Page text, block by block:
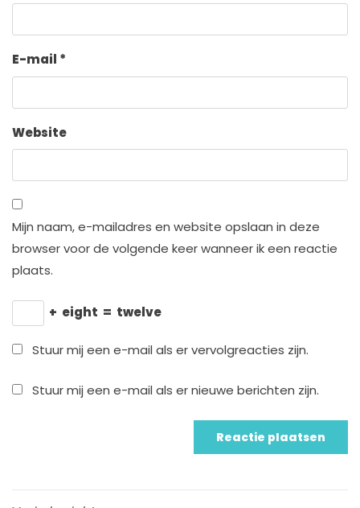
E-mail *
Website
Mijn naam, e-mailadres en website opslaan in deze
browser voor de volgende keer wanneer ik een reactie
plaats.
+ eight = twelve
Stuur mij een e-mail als er vervolgreacties zijn.
Stuur mij een e-mail als er nieuwe berichten zijn.